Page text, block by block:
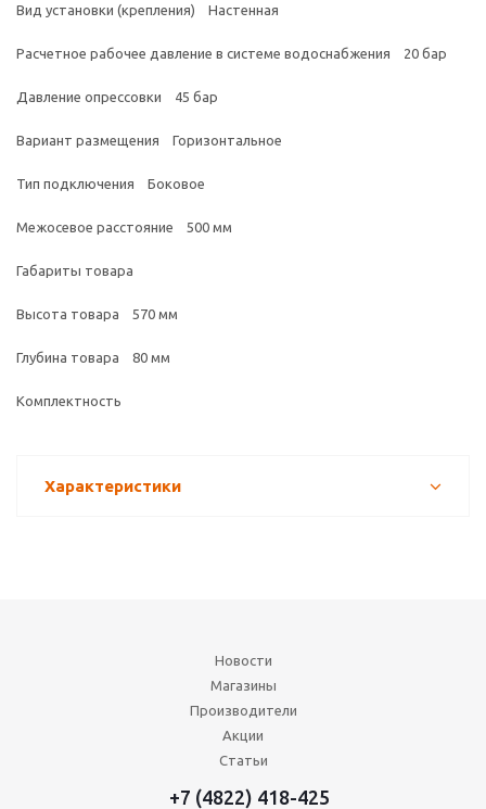
Вид установки (крепления) Настенная
Расчетное рабочее давление в системе водоснабжения 20 бар
Давление опрессовки 45 бар
Вариант размещения Горизонтальное
Тип подключения Боковое
Межосевое расстояние 500 мм
Габариты товара
Высота товара 570 мм
Глубина товара 80 мм
Комплектность
Характеристики
Новости
Магазины
Производители
Акции
Статьи
+7 (4822) 418-425